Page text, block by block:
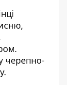
черепно-